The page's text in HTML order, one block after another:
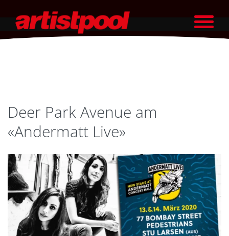
Deer Park Avenue am
«Andermatt Live»